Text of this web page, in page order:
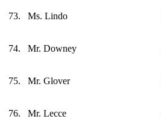
73. Ms. Lindo
74. Mr. Downey
75. Mr. Glover
76. Mr. Lecce